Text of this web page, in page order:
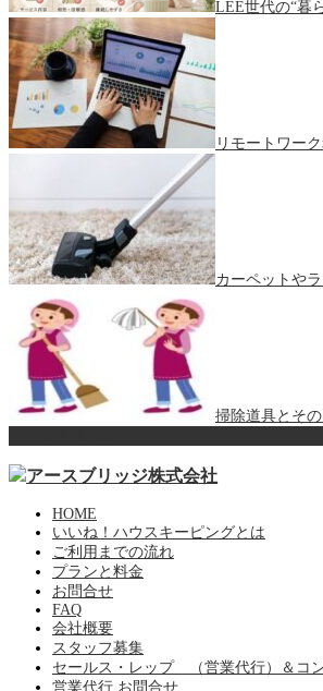
LEE世代の“暮
リモートワー
カーペットや
掃除道具とそ
HOME
いいね！ハウスキーピングとは
ご利用までの流れ
プランと料金
お問合せ
FAQ
会社概要
スタッフ募集
セールス・レップ （営業代行）＆コ
営業代行 お問合せ